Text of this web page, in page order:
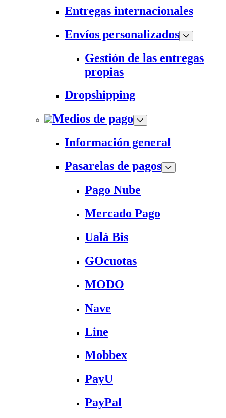
Entregas internacionales
Envíos personalizados
Gestión de las entregas
propias
Dropshipping
Medios de pago
Información general
Pasarelas de pagos
Pago Nube
Mercado Pago
Ualá Bis
GOcuotas
MODO
Nave
Line
Mobbex
PayU
PayPal